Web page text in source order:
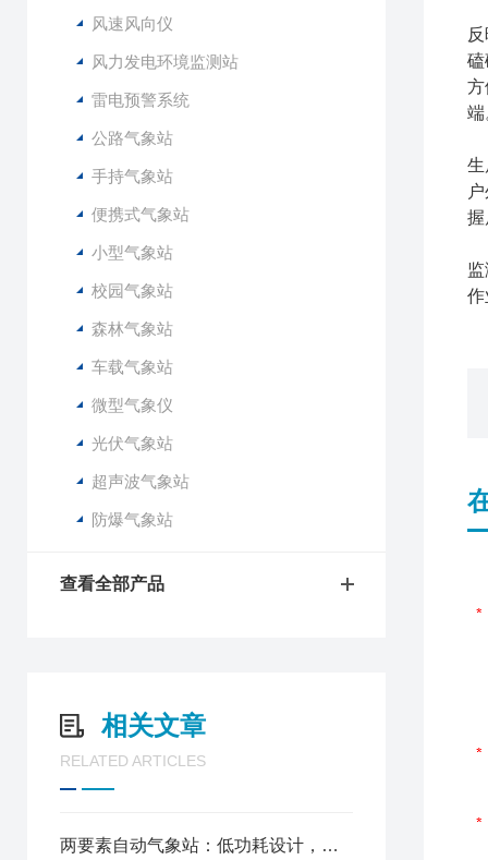
风速风向仪
风力发电环境监测站
雷电预警系统
公路气象站
手持气象站
便携式气象站
小型气象站
校园气象站
森林气象站
车载气象站
微型气象仪
光伏气象站
超声波气象站
防爆气象站
查看全部产品
相关文章
RELATED ARTICLES
两要素自动气象站：低功耗设计，光伏供电适配野外无人值守
磕
方
端
生
握
作